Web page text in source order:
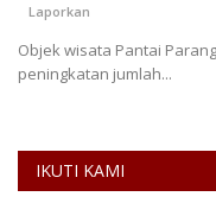
Laporkan
Objek wisata Pantai
peningkatan jumlah...
IKUTI KAMI